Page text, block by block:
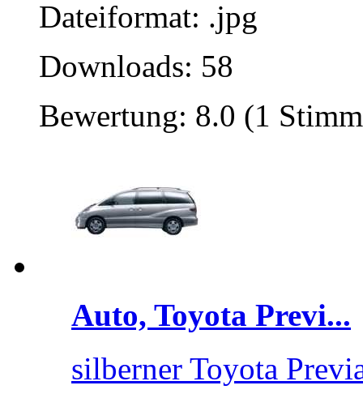
Dateiformat: .jpg
Downloads: 58
Bewertung: 8.0 (1
Auto, Toyota Previ...
silberner Toyota